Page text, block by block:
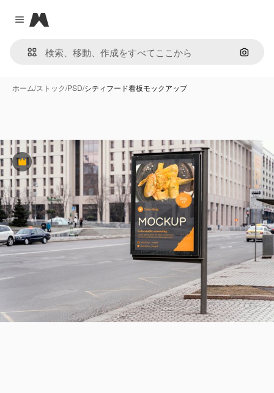
Close menu
Magnific
画像で
ホーム/ストック/PSD/シティフード看板モックアップ
Premium